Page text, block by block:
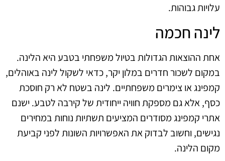
עלויות גבוהות.
לינה חכמה
אחת ההוצאות הגדולות בטיול משפחתי בטבע היא הלינה.
במקום לשכור חדרים במלון יקר, כדאי לשקול לינה באוהלים,
קמפינג או צימרים משפחתיים. לינה בשטח לא רק חוסכת
כסף, אלא גם מספקת חוויה ייחודית של קירבה לטבע. ישנם
אתרי קמפינג מסודרים המציעים תשתיות נוחות במחירים
נגישים, וחשוב לבדוק את האפשרויות השונות לפני קביעת
מקום הלינה.